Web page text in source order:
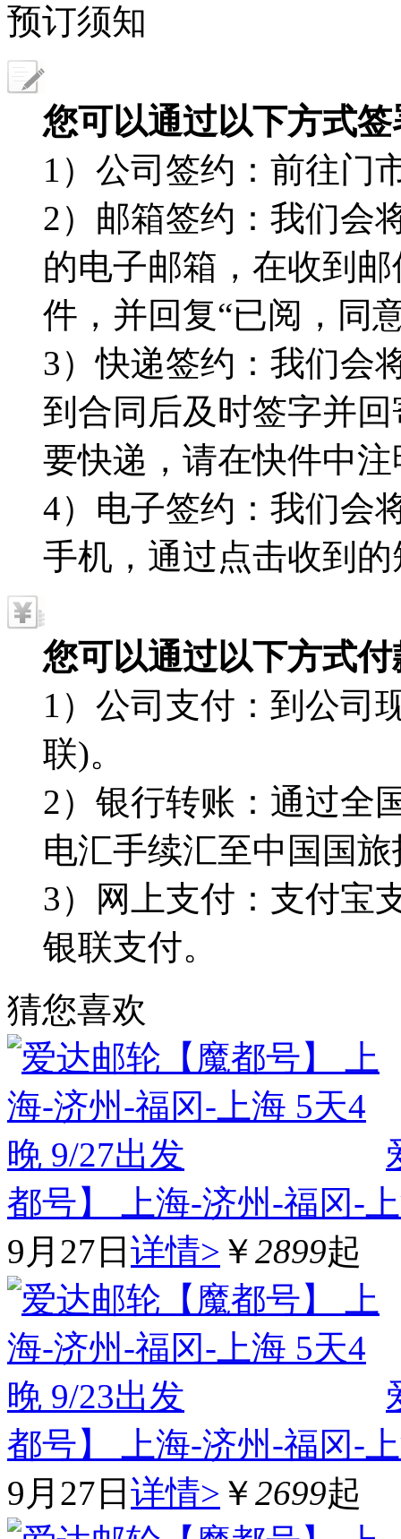
预订须知
您可以通过以下方式
1）公司签约：前往门
2）邮箱签约：我们会
的电子邮箱，在收到
件，并回复“已阅，同
3）快递签约：我们会
到合同后及时签字并
要快递，请在快件中
4）电子签约：我们会
手机，通过点击收到
您可以通过以下方式付
1）公司支付：到公司
联)。
2）银行转账：通过全
电汇手续汇至中国国
3）网上支付：支付宝
银联支付。
猜您喜欢
都号】 上海-济州-福冈-
9月27日 详情> ￥2899起
都号】 上海-济州-福冈-
9月27日 详情> ￥2699起